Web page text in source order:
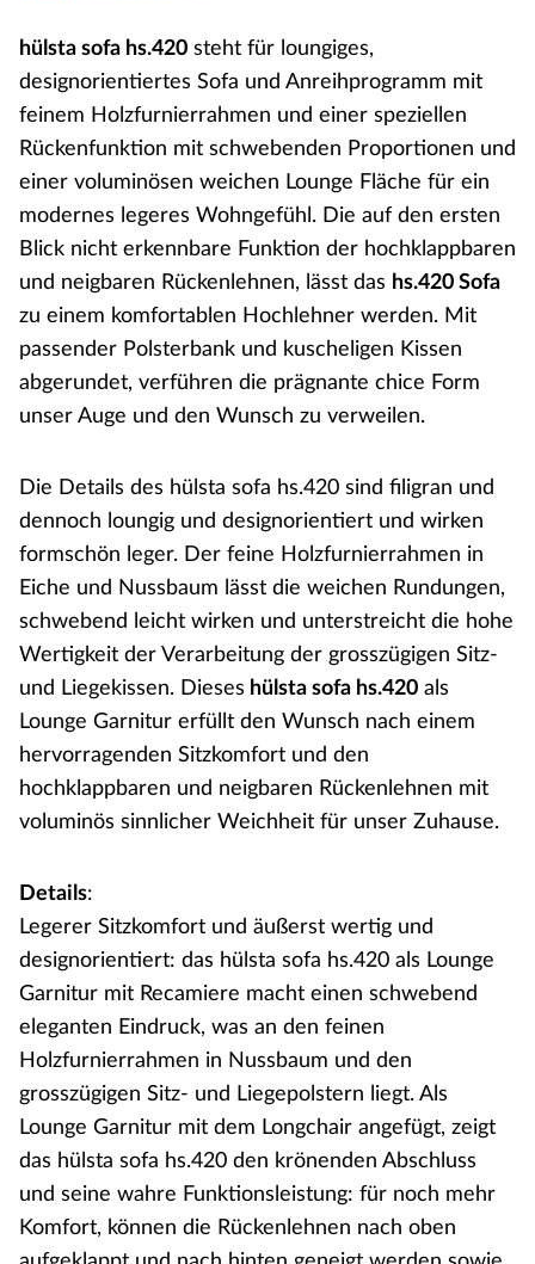
hülsta sofa hs.420 steht für loungiges,
designorientiertes Sofa und Anreihprogramm mit
feinem Holzfurnierrahmen und einer speziellen
Rückenfunktion mit schwebenden Proportionen und
einer voluminösen weichen Lounge Fläche für ein
modernes legeres Wohngefühl. Die auf den ersten
Blick nicht erkennbare Funktion der hochklappbaren
und neigbaren Rückenlehnen, lässt das hs.420 Sofa
zu einem komfortablen Hochlehner werden. Mit
passender Polsterbank und kuscheligen Kissen
abgerundet, verführen die prägnante chice Form
unser Auge und den Wunsch zu verweilen.
Die Details des hülsta sofa hs.420 sind filigran und
dennoch loungig und designorientiert und wirken
formschön leger. Der feine Holzfurnierrahmen in
Eiche und Nussbaum lässt die weichen Rundungen,
schwebend leicht wirken und unterstreicht die hohe
Wertigkeit der Verarbeitung der grosszügigen Sitz-
und Liegekissen. Dieses hülsta sofa hs.420 als
Lounge Garnitur erfüllt den Wunsch nach einem
hervorragenden Sitzkomfort und den
hochklappbaren und neigbaren Rückenlehnen mit
voluminös sinnlicher Weichheit für unser Zuhause.
Details:
Legerer Sitzkomfort und äußerst wertig und
designorientiert: das hülsta sofa hs.420 als Lounge
Garnitur mit Recamiere macht einen schwebend
eleganten Eindruck, was an den feinen
Holzfurnierrahmen in Nussbaum und den
grosszügigen Sitz- und Liegepolstern liegt. Als
Lounge Garnitur mit dem Longchair angefügt, zeigt
das hülsta sofa hs.420 den krönenden Abschluss
und seine wahre Funktionsleistung: für noch mehr
Komfort, können die Rückenlehnen nach oben